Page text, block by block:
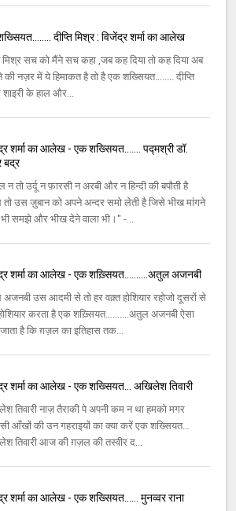
दीप्ति मिश्र : विजेंद्र शर्मा का आलेख
मिश्र सच को मैंने सच कहा ,जब कह दिया तो कह दिया अब
की नज़र में ये हिमाकत है तो है एक शख्सियत…..... दीप्ति
शाइरी के हाल और...
शर्मा का आलेख - एक शख्सियत....... पद्मश्री डॉ.
बद्र
तो उर्दू न फ़ारसी न अरबी और न हिन्दी की बपौती है
उस ज़ुबान को अपने अन्दर समो लेती है जिसे भीख मांगने
भी समझे और भीख देने वाला भी।" -...
शर्मा का आलेख - एक शख़्सियत….......अतुल अजनबी
उस आदमी से तो हर वक़्त होशियार रहोजो दूसरों से
करता है एक शख़्सियत….......अतुल अजनबी ऐसा
जाता है कि ग़ज़ल का इतिहास तक...
शर्मा का आलेख - एक शख्सियत… अखिलेश तिवारी
तिवारी नाज़ तैराकी पे अपनी कम न था हमको मगर
आँखों की उन गहराइयों का क्या करें एक शख्सियत…
तिवारी आज की ग़ज़ल की तस्वीर द...
शर्मा का आलेख - एक शख्सियत…… मुनव्वर राना